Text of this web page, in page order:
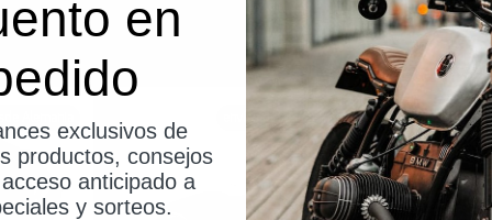
envíos desde Alemania
en
exclusivos de
productos, consejos
anticipado a
y sorteos.